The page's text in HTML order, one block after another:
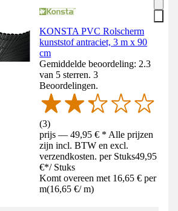
KONSTA PVC Rolscherm
kunststof antraciet, 3 m x 90
cm
Gemiddelde beoordeling: 2.3
van 5 sterren. 3
Beoordelingen.
(3)
prijs — 49,95 € * Alle prijzen
zijn incl. BTW en excl.
verzendkosten. per Stuks49,95
€*/ Stuks
Komt overeen met 16,65 € per
m(16,65 €/ m)